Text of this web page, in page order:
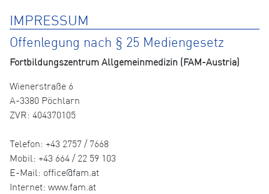
IMPRESSUM
Offenlegung nach § 25 Mediengesetz
Fortbildungszentrum Allgemeinmedizin (FAM-Austria)
Wienerstraße 6
A-3380 Pöchlarn
ZVR: 404370105
Telefon: +43 2757 / 7668
Mobil: +43 664 / 22 59 103
E-Mail: office@fam.at
Internet: www.fam.at